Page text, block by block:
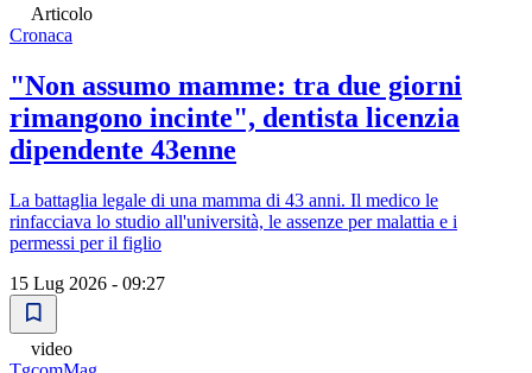
Articolo
Cronaca
"Non assumo mamme: tra due giorni
rimangono incinte", dentista licenzia
dipendente 43enne
La battaglia legale di una mamma di 43 anni. Il medico le
rinfacciava lo studio all'università, le assenze per malattia e i
permessi per il figlio
15 Lug 2026 - 09:27
video